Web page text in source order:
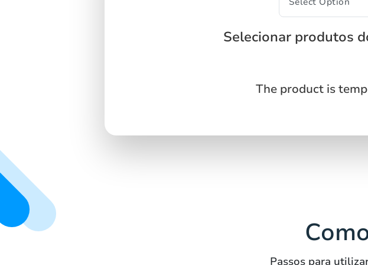
Selecionar produtos
The product is
Passos para